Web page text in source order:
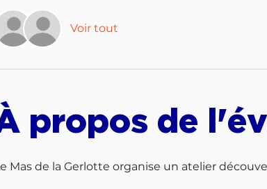
Voir tout
propos de
Mas de la Gerlotte organise un atelier